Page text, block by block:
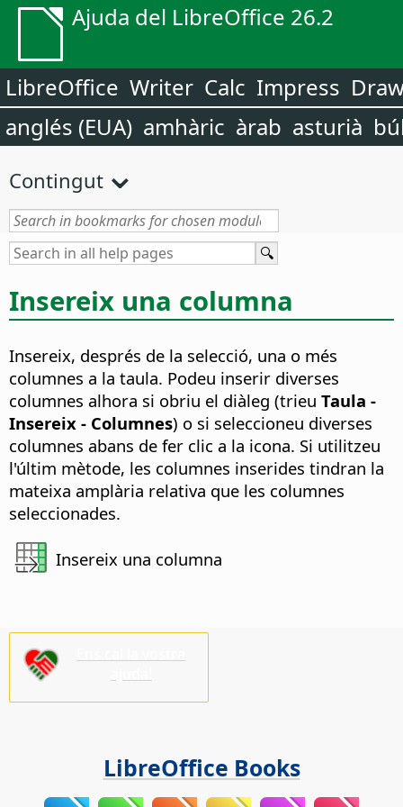
Ajuda del LibreOffice 26.2
LibreOffice Writer Calc Impress
anglés (EUA) amhàric àrab asturià
Contingut
Insereix una columna
Insereix, després de la selecció, una o més
columnes a la taula. Podeu inserir diverses
columnes alhora si obriu el diàleg (trieu Taula -
Insereix - Columnes) o si seleccioneu diverses
columnes abans de fer clic a la icona. Si utilitzeu
l'últim mètode, les columnes inserides tindran la
mateixa amplària relativa que les columnes
seleccionades.
Insereix una columna
LibreOffice Books